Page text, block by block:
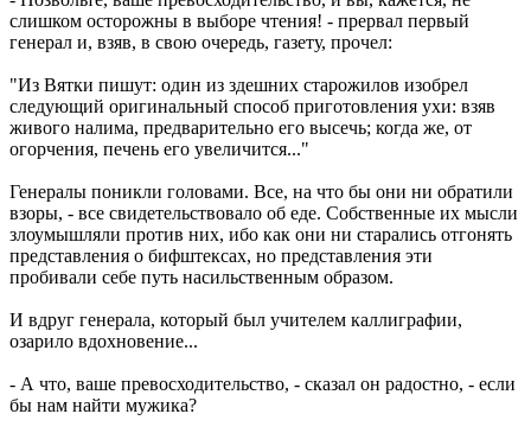
слишком осторожны в выборе чтения! - прервал первый
генерал и, взяв, в свою очередь, газету, прочел:
"Из Вятки пишут: один из здешних старожилов изобрел
следующий оригинальный способ приготовления ухи: взяв
живого налима, предварительно его высечь; когда же, от
огорчения, печень его увеличится..."
Генералы поникли головами. Все, на что бы они ни обратили
взоры, - все свидетельствовало об еде. Собственные их мысли
злоумышляли против них, ибо как они ни старались отгонять
представления о бифштексах, но представления эти
пробивали себе путь насильственным образом.
И вдруг генерала, который был учителем каллиграфии,
озарило вдохновение...
- А что, ваше превосходительство, - сказал он радостно, - если
бы нам найти мужика?